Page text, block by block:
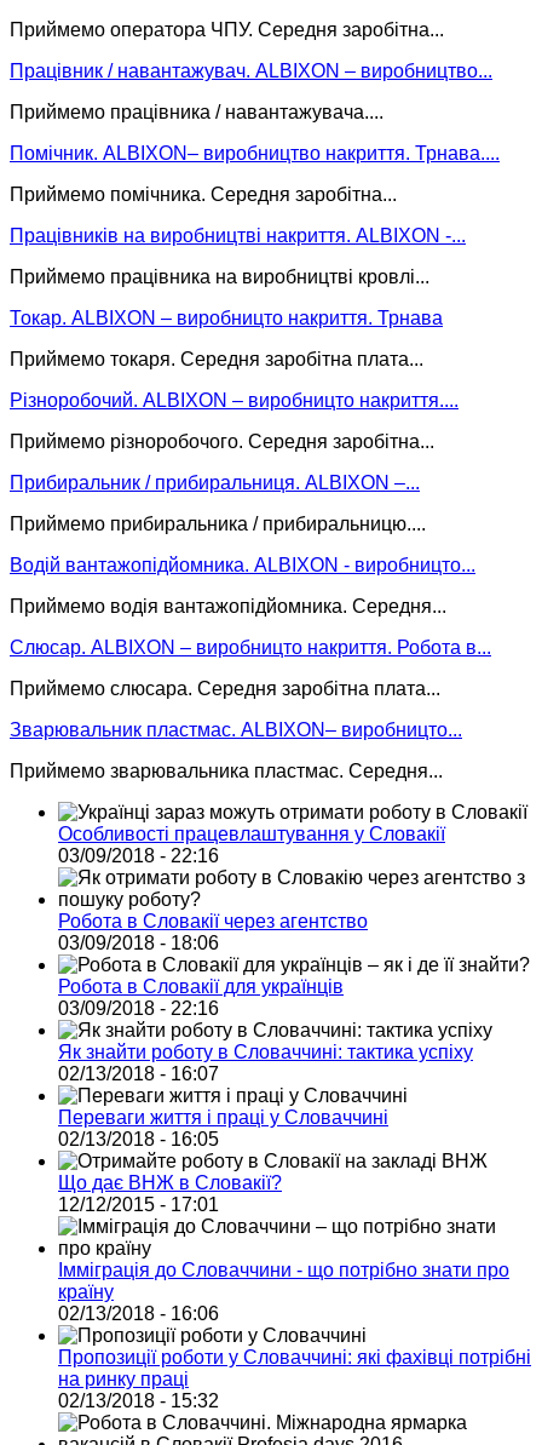
Приймемо оператора ЧПУ. Середня заробітна...
Працівник / навантажувач. ALBIXON – виробництво...
Приймемо працівника / навантажувача....
Помічник. ALBIXON– виробництво накриття. Трнава....
Приймемо помічника. Середня заробітна...
Працівників на виробництві накриття. ALBIXON -...
Приймемо працівника на виробництві кровлі...
Токар. ALBIXON – виробницто накриття. Трнава
Приймемо токаря. Середня заробітна плата...
Різноробочий. ALBIXON – виробницто накриття....
Приймемо різноробочого. Середня заробітна...
Прибиральник / прибиральниця. ALBIXON –...
Приймемо прибиральника / прибиральницю....
Водій вантажопідйомника. ALBIXON - виробницто...
Приймемо водія вантажопідйомника. Середня...
Слюсар. ALBIXON – виробницто накриття. Робота в...
Приймемо слюсара. Середня заробітна плата...
Зварювальник пластмас. ALBIXON– виробницто...
Приймемо зварювальника пластмас. Середня...
Особливості працевлаштування у Словакії
03/09/2018 - 22:16
Робота в Словакії через агентство
03/09/2018 - 18:06
Робота в Словакії для українців
03/09/2018 - 22:16
Як знайти роботу в Словаччині: тактика успіху
02/13/2018 - 16:07
Переваги життя і праці у Словаччині
02/13/2018 - 16:05
Що дає ВНЖ в Словакії?
12/12/2015 - 17:01
Імміграція до Словаччини - що потрібно знати про
країну
02/13/2018 - 16:06
Пропозиції роботи у Словаччині: які фахівці потрібні
на ринку праці
02/13/2018 - 15:32